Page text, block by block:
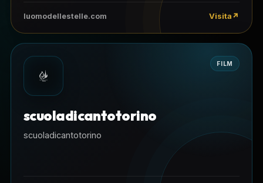
luomodellestelle.com Visita
FILM
scuoladicantotorino
scuoladicantotorino